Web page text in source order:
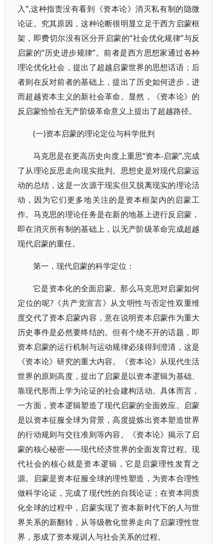
入”,这种指责没有看到《资本论》消灭私有制的隐微
论证。究其原因，这种论断很明显立足于西方启蒙框
架，即费切尔没有区分开启蒙的“社会优化规律”与反
启蒙的“历史进步规律”。前者是西方思想家通过各种
理论优化社会，提出了超越启蒙世界的思想话语；后
者则在反对前者的基础上，提出了历史如何进步，进
而超越资本主义的新社会革命。显然，《资本论》的
反启蒙恰恰在无产阶级革命意义上提出了超越路径。
(一)资本启蒙的理论定位与科学批判
马克思是在更高历史向度上重思“资本-启蒙”,完成
了从理论反思走向现实批判。思想史是对现代启蒙运
动的总结，这是一次源于现实但又脱离现实的理论活
动，因为它们更多地关注的是资本框架内的启蒙工
作。马克思的理论任务是在新的地基上进行反启蒙，
即在消灭所有制的基础上，以无产阶级革命完成超越
现代启蒙的重任。
第一，现代启蒙的科学定位：
它是资本化的全面启蒙。那么马克思对启蒙如何
定位的呢?《共产党宣言》从文明性与否定性双重维
度交代了资本启蒙内容，意在说明资本启蒙作为重大
历史事件是必然要终结的。但有个绕不开的话题，即
资本启蒙的运行机制与运动规律必须得到澄清，这是
《资本论》研究的重大内容。《资本论》从现代生活
世界的原则高度，提出了启蒙是以资本逻辑为基础、
靠现代形而上学为论证的社会建构活动。具体而言，
一方面，资本逻辑塑造了现代启蒙的全面效应。启蒙
是以资本征服全球为背景，高度提炼出资本塑造世界
的行动规则与交往准则等内容。《资本论》揭示了启
蒙的核心秘密——现代经济世界的全面发育过程。现
代社会的核心就是资本逻辑，它是启蒙理性发育之
源。启蒙是资本征服全球的理性塑造，为资本合理性
做科学论证，完成了现代性的自我论证；在资本同质
化全球的过程中，启蒙实现了资本新时代下的人与世
界关系的新翻转，从等级教化世界走向了启蒙理性世
界，形成了资本规训人与社会关系的过程。